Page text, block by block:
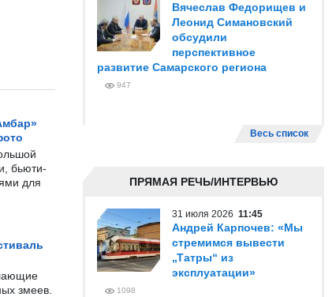
бьюти-
для
змеев.
Вячеслав Федорищев и
Леонид Симановский
обсудили
перспективное
развитие Самарского региона
947
Весь список
ПРЯМАЯ РЕЧЬ/ИНТЕРВЬЮ
31 июля 2026 11:45
Андрей Карпочев: «Мы
стремимся вывести
„Татры“ из
эксплуатации»
1098